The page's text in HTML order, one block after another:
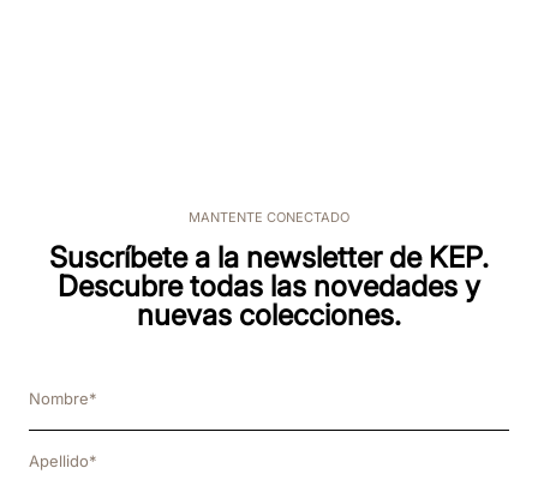
MANTENTE CONECTADO
Suscríbete a la newsletter de KEP.
Descubre todas las novedades y
nuevas colecciones.